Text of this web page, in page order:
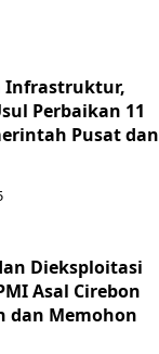
Infrastruktur,
Perbaikan 11
Pusat dan
Dieksploitasi
Asal Cirebon
dan Memohon